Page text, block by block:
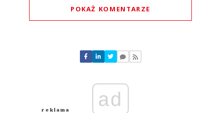
POKAŻ KOMENTARZE
Nie znaleziono komentarzy
Zostaw swoje komentarze
Anuluj
ad